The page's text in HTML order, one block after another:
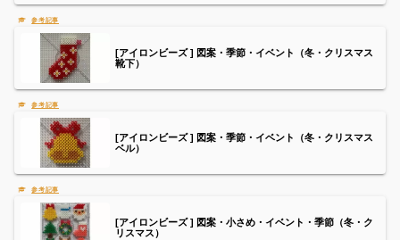
[アイロンビーズ ] 図案・季節・イベント（冬・クリスマス
靴下）
[アイロンビーズ ] 図案・季節・イベント（冬・クリスマス
ベル）
[アイロンビーズ ] 図案・小さめ・イベント・季節（冬・ク
リスマス）